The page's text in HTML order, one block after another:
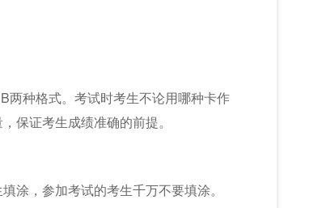
两种格式。考试时考生不论用哪种卡作
保证考生成绩准确的前提。
涂，参加考试的考生千万不要填涂。